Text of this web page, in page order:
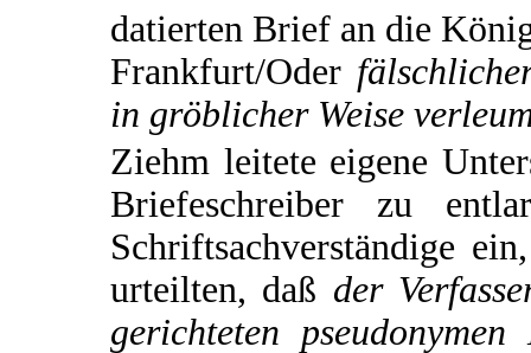
datierten Brief an die
Frankfurt/Oder
in gröblicher Weise
Ziehm leitete eigene
Briefeschreiber zu
Schriftsachverständige
urteilten, daß der
gerichteten